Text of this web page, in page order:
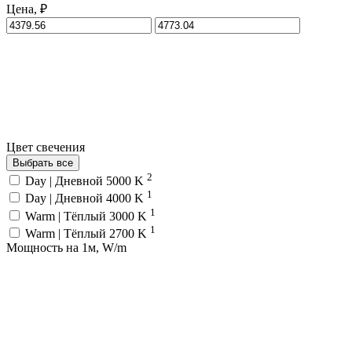
Цена, ₽
Цвет свечения
Выбрать все
Day | Дневной 5000 K 2
Day | Дневной 4000 K 1
Warm | Тёплый 3000 K 1
Warm | Тёплый 2700 K 1
Мощность на 1м, W/m